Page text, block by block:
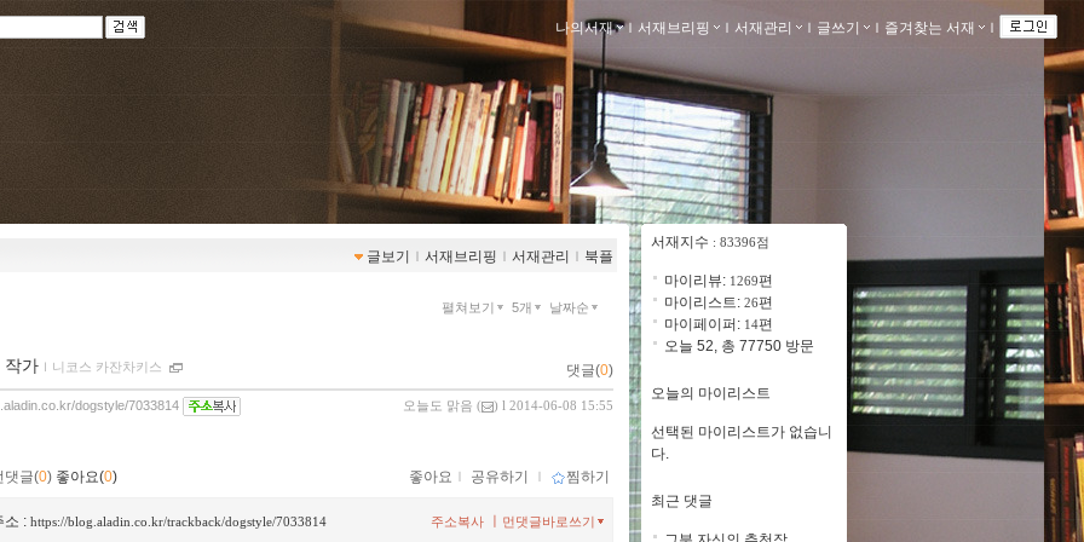
나의서재 ｌ 서재브리핑 ｌ 서재관리 ｌ 글쓰기 ｌ 즐겨찾는 서재 ｌ
글보기 ｌ 서재브리핑 ｌ 서재관리 ｌ 북플
펼쳐보기 5개 날짜순
작가 ｌ 니코스 카잔차키스 댓글(0)
오늘도 맑음 ( ) l 2014-06-08 15:55
dogstyle/7033814
댓글(0) 좋아요(0) 좋아요 ｌ 공유하기 ｌ 찜하기
소 : https://blog.aladin.co.kr/trackback/dogstyle/7033814 먼댓글바로쓰기
주소복사
서재지수 : 83396점
마이리뷰: 1269편
마이리스트: 26편
마이페이퍼: 14편
오늘 52, 총 77750 방문
오늘의 마이리스트
선택된 마이리스트가 없습니
다.
최근 댓글